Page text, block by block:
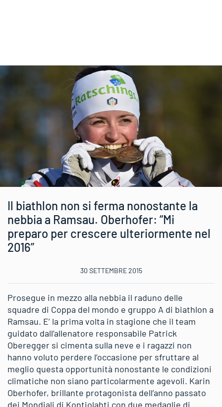
Il biathlon non si ferma nonostante la
nebbia a Ramsau. Oberhofer: “Mi
preparo per crescere ulteriormente nel
2016”
30 SETTEMBRE 2015
Prosegue in mezzo alla nebbia il raduno delle
squadre di Coppa del mondo e gruppo A di biathlon a
Ramsau. E’ la prima volta in stagione che il team
guidato dall’allenatore responsabile Patrick
Oberegger si cimenta sulla neve e i ragazzi non
hanno voluto perdere l’occasione per sfruttare al
meglio questa opportunità nonostante le condizioni
climatiche non siano particolarmente agevoli. Karin
Oberhofer, brillante protagonista dell’anno passato
dei Mondiali di Kontiolahti con due medaglie di